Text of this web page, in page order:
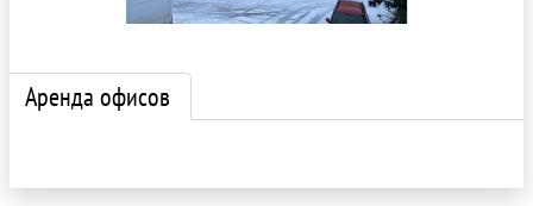
Аренда офисов